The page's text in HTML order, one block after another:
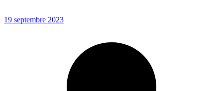
19 septembre 2023